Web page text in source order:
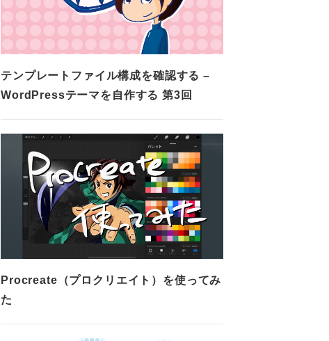
テンプレートファイル構成を確認する –
WordPressテーマを自作する 第3回
Procreate（プロクリエイト）を使ってみ
た